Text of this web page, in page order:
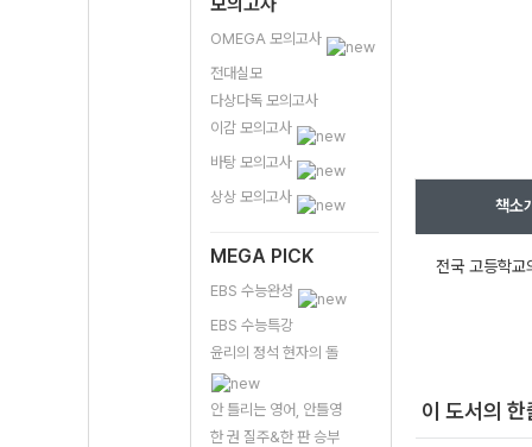
OMEGA 모의고사
전대실모
다상다독 모의고사
이감 모의고사
바탕 모의고사
상상 모의고사
MEGA PICK
EBS 수능완성
EBS 수능특강
윤리의 정석 현자의 돌
안 틀리는 영어, 안틀영
한 권 질주&한 판 승부
책소
전국 고등학교
이 도서의 한